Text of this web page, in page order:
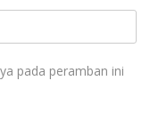
pada peramban ini